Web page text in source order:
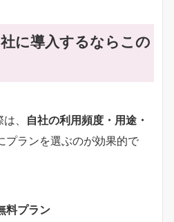
に導入するならこの
、 自社の利用頻度・用途・
プランを選ぶのが効果的で
料プラン